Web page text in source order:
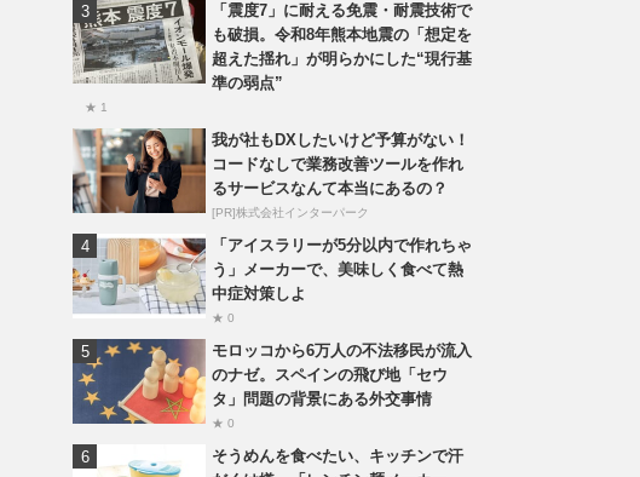
「震度7」に耐える免震・耐震技術で
も破損。令和8年熊本地震の「想定を
超えた揺れ」が明らかにした“現行基
準の弱点”
★ 1
我が社もDXしたいけど予算がない！
コードなしで業務改善ツールを作れ
るサービスなんて本当にあるの？
[PR]株式会社インターパーク
「アイスラリーが5分以内で作れちゃ
う」メーカーで、美味しく食べて熱
中症対策しよ
★ 0
モロッコから6万人の不法移民が流入
のナゼ。スペインの飛び地「セウ
タ」問題の背景にある外交事情
★ 0
そうめんを食べたい、キッチンで汗